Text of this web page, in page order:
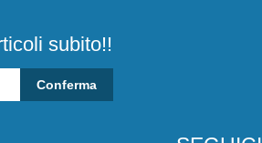
subito!!
Conferma